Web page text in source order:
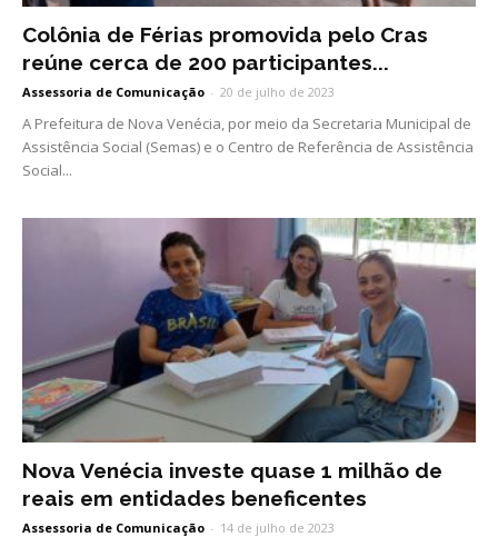
Colônia de Férias promovida pelo Cras
reúne cerca de 200 participantes...
Assessoria de Comunicação - 20 de julho de 2023
A Prefeitura de Nova Venécia, por meio da Secretaria Municipal de
Assistência Social (Semas) e o Centro de Referência de Assistência
Social...
Nova Venécia investe quase 1 milhão de
reais em entidades beneficentes
Assessoria de Comunicação - 14 de julho de 2023